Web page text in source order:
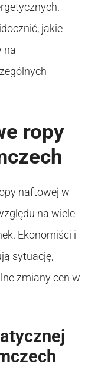
jakie
na
ropy
naftowej w
na wiele
Ekonomiści i
sytuację,
zmiany cen w